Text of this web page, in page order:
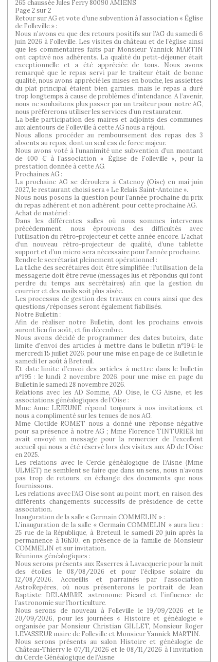
265 chaussée Jules Ferry 80090 AMIENS
Page 2 sur 2
Retour sur AG et vote d’une subvention à l’association « Église
de Folleville » :
Nous n’avons eu que des retours positifs sur l’AG du samedi 6
juin 2026 à Folleville. Les visites du château et de l’église ainsi
que les commentaires faits par Monsieur Yannick MARTIN
ont captivé nos adhérents. La qualité du petit-déjeuner était
exceptionnelle et a été appréciée de tous. Nous avons
remarqué que le repas servi par le traiteur était de bonne
qualité, nous avons apprécié les mises en bouche, les assiettes
du plat principal étaient bien garnies, mais le repas a duré
trop longtemps à cause de problèmes d’intendance. A l’avenir,
nous ne souhaitons plus passer par un traiteur pour notre AG,
nous préférerons utiliser les services d’un restaurateur.
La belle participation des maires et adjoints des communes
aux alentours de Folleville à cette AG nous a réjoui.
Nous allons procéder au remboursement des repas des 3
absents au repas, dont un seul cas de force majeur.
Nous avons voté à l’unanimité une subvention d’un montant
de 400 € à l’association « Église de Folleville », pour la
prestation donnée à cette AG.
Prochaines AG :
La prochaine AG se déroulera à Catenoy (Oise) en mai-juin
2027, le restaurant choisi sera « Le Relais Saint-Antoine ».
Nous nous posons la question pour l’année prochaine du prix
du repas adhérent et non adhérent, pour cette prochaine AG.
Achat de matériel :
Dans les différentes salles où nous sommes intervenus
précédemment, nous éprouvons des difficultés avec
l’utilisation du rétro-projecteur et cette année encore. L’achat
d’un nouveau rétro-projecteur de qualité, d’une tablette
support et d’un micro sera nécessaire pour l’année prochaine.
Rendre le secrétariat pleinement opérationnel :
La tâche des secrétaires doit être simplifiée : l’utilisation de la
messagerie doit être revue (messages lus et répondus qui font
perdre du temps aux secrétaires) afin que la gestion du
courrier et des mails soit plus aisée.
Les processus de gestion des travaux en cours ainsi que des
questions/réponses seront également fiabilisés.
Notre Bulletin :
Afin de réaliser notre Bulletin, dont les prochains envois
auront lieu fin août, et fin décembre.
Nous avons décidé de programmer des dates butoirs, date
limite d’envoi des articles à mettre dans le bulletin n°194: le
mercredi 15 juillet 2026, pour une mise en page de ce Bulletin le
samedi 1er août à Breteuil.
Et date limite d’envoi des articles à mettre dans le bulletin
n°195 : le lundi 2 novembre 2026, pour une mise en page du
Bulletin le samedi 28 novembre 2026.
Relations avec les AD Somme, AD Oise, le CG Aisne, et les
associations généalogiques de l’Oise :
Mme Anne LEJEUNE répond toujours à nos invitations, et
nous a complimenté sur les tenues de nos AG.
Mme Clotilde ROMET nous a donné une réponse négative
pour sa présence à notre AG ; Mme Florence TINTURIER lui
avait envoyé un message pour la remercier de l’excellent
accueil qui nous a été réservé lors des visites aux AD de l’Oise
en 2025.
Les relations avec le Cercle généalogique de l’Aisne (Mme
ULMET) ne semblent se faire que dans un sens, nous n’avons
pas trop de retours, en échange des documents que nous
fournissons.
Les relations avec l’AG Oise sont au point mort, en raison des
différents changements successifs de présidence de cette
association.
Inauguration de la salle « Germain COMMELIN » :
L’inauguration de la salle « Germain COMMELIN » aura lieu :
25 rue de la République, à Breteuil, le samedi 20 juin après la
permanence à 16h30, en présence de la famille de Monsieur
COMMELIN et sur invitation.
Réunions généalogiques :
Nous serons présents aux Esserres à Lavacquerie pour la nuit
des étoiles le 08/08/2026 et pour l’éclipse solaire du
12/08/2026. Accueillis et parrainés par l’association
AstroRepères, où nous présenterons le portrait de Jean
Baptiste DELAMBRE, astronome Picard et l’influence de
l’astronomie sur l’horticulture.
Nous serons de nouveau à Folleville le 19/09/2026 et le
20/09/2026, pour les journées « Histoire et généalogie »
organisée par Monsieur Christian GILLET, Monsieur Roger
LEVASSEUR maire de Folleville et Monsieur Yannick MARTIN.
Nous serons présents au salon Histoire et généalogie de
Château-Thierry le 07/11/2026 et le 08/11/2026 à l’invitation
du Cercle Généalogique de l’Aisne